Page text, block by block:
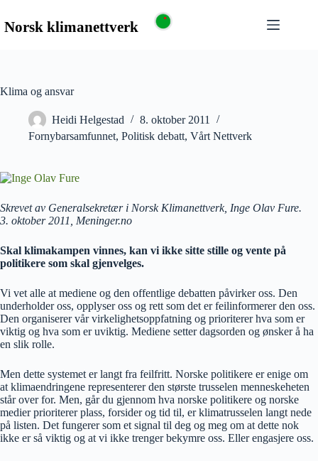
Klima og ansvar
Heidi Helgestad
8. oktober 2011
Fornybarsamfunnet, Politisk debatt, Vårt Nettverk
Skrevet av Generalsekretær i Norsk Klimanettverk, Inge Olav Fure.
3. oktober 2011, Meninger.no
Skal klimakampen vinnes, kan vi ikke sitte stille og vente på
politikere som skal gjenvelges.
Vi vet alle at mediene og den offentlige debatten påvirker oss. Den
underholder oss, opplyser oss og rett som det er feilinformerer den oss.
Den organiserer vår virkelighetsoppfatning og prioriterer hva som er
viktig og hva som er uviktig. Mediene setter dagsorden og ønsker å ha
en slik rolle.
Men dette systemet er langt fra feilfritt. Norske politikere er enige om
at klimaendringene representerer den største trusselen menneskeheten
står over for. Men, går du gjennom hva norske politikere og norske
medier prioriterer plass, forsider og tid til, er klimatrusselen langt nede
på listen. Det fungerer som et signal til deg og meg om at dette nok
ikke er så viktig og at vi ikke trenger bekymre oss. Eller engasjere oss.